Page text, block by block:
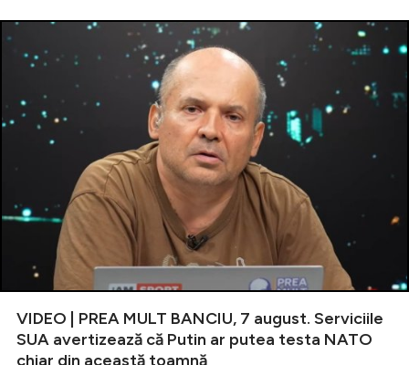
VIDEO | PREA MULT BANCIU, 7 august. Serviciile
SUA avertizează că Putin ar putea testa NATO
chiar din această toamnă